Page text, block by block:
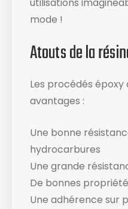
mode !
Atouts de la
Les procédés
avantages :
Une bonne
hydrocarbures
Une grande
De bonnes
Une adhérence sur